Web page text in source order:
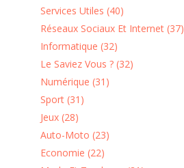
Services Utiles (40)
Réseaux Sociaux Et Internet (37)
Informatique (32)
Le Saviez Vous ? (32)
Numérique (31)
Sport (31)
Jeux (28)
Auto-Moto (23)
Economie (22)